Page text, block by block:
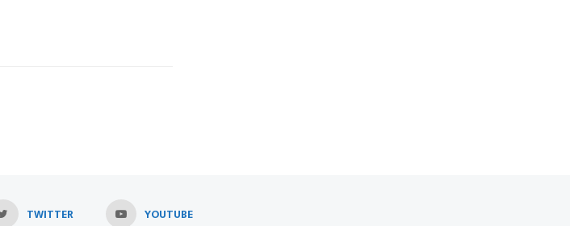
TWITTER YOUTUBE